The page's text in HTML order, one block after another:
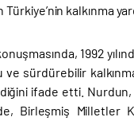
kalkınma
1992
sürdürebilir
ifade etti. Nurdun,
Birleşmiş Milletler